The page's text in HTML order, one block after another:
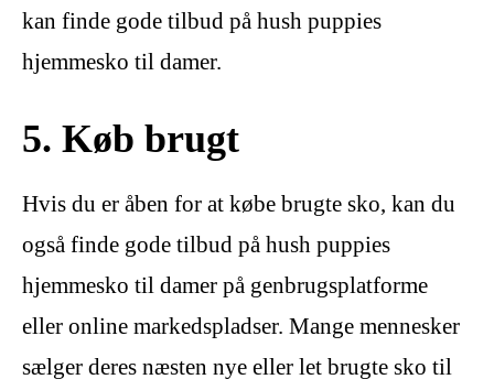
kan finde gode tilbud på hush puppies
hjemmesko til damer.
5. Køb brugt
Hvis du er åben for at købe brugte sko, kan du
også finde gode tilbud på hush puppies
hjemmesko til damer på genbrugsplatforme
eller online markedspladser. Mange mennesker
sælger deres næsten nye eller let brugte sko til